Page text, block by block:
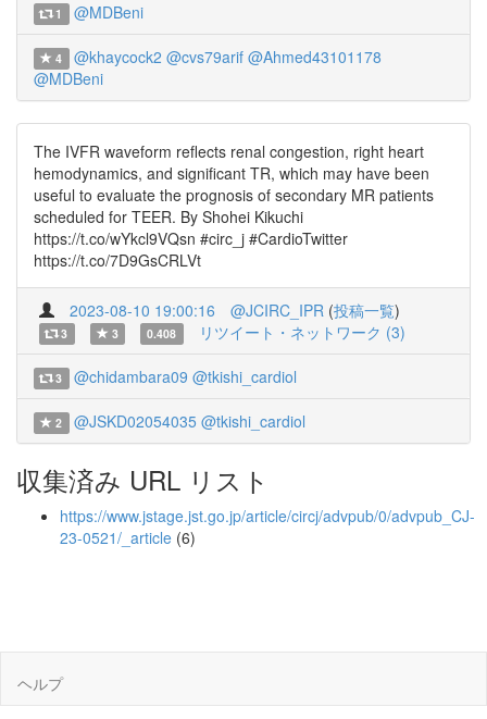
1 @MDBeni
4 @khaycock2 @cvs79arif @Ahmed43101178
@MDBeni
The IVFR waveform reflects renal congestion, right heart
hemodynamics, and significant TR, which may have been
useful to evaluate the prognosis of secondary MR patients
scheduled for TEER. By Shohei Kikuchi
https://t.co/wYkcl9VQsn #circ_j #CardioTwitter
https://t.co/7D9GsCRLVt
2023-08-10 19:00:16 @JCIRC_IPR (投稿一覧)
3 3 0.408 リツイート・ネットワーク (3)
3 @chidambara09 @tkishi_cardiol
2 @JSKD02054035 @tkishi_cardiol
収集済み URL リスト
https://www.jstage.jst.go.jp/article/circj/advpub/0/advpub_CJ-
23-0521/_article (6)
ヘルプ